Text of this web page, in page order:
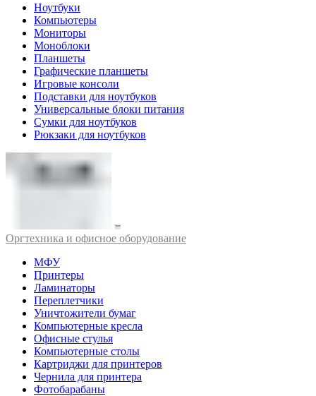
Ноутбуки
Компьютеры
Мониторы
Моноблоки
Планшеты
Графические планшеты
Игровые консоли
Подставки для ноутбуков
Универсальные блоки питания
Сумки для ноутбуков
Рюкзаки для ноутбуков
Оргтехника и офисное оборудование
МФУ
Принтеры
Ламинаторы
Переплетчики
Уничтожители бумаг
Компьютерные кресла
Офисные стулья
Компьютерные столы
Картриджи для принтеров
Чернила для принтера
Фотобарабаны